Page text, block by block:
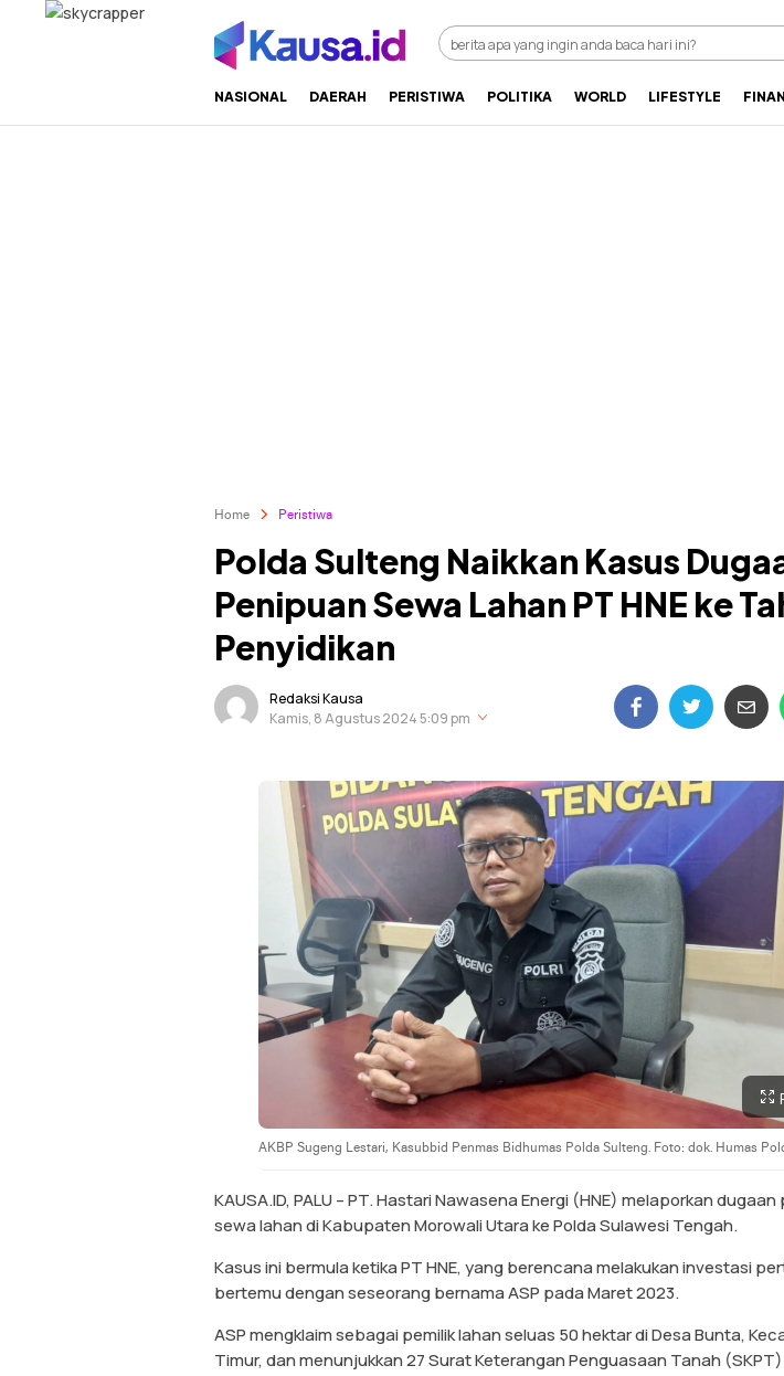
kausa
menuntaskan makna berita
NASIONAL DAERAH PERISTIWA POLITIKA WORLD LIFESTYLE
Home Peristiwa
Polda Sulteng Naikkan Kasus
Penipuan Sewa Lahan PT HNE ke
Penyidikan
Redaksi Kausa
Kamis, 8 Agustus 2024 5:09 pm
AKBP Sugeng Lestari, Kasubbid Penmas Bidhumas Polda Sulteng. Foto: dok. Humas
KAUSA.ID, PALU – PT. Hastari Nawasena Energi (HNE) melaporkan
sewa lahan di Kabupaten Morowali Utara ke Polda Sulawesi Tengah.
Kasus ini bermula ketika PT HNE, yang berencana melakukan investasi
bertemu dengan seseorang bernama ASP pada Maret 2023.
ASP mengklaim sebagai pemilik lahan seluas 50 hektar di Desa Bunta,
Timur, dan menunjukkan 27 Surat Keterangan Penguasaan Tanah